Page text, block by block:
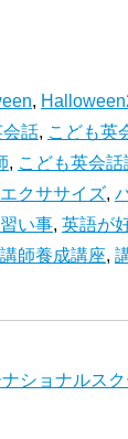
,
会話, こども英
, こども英会
エクササイズ,
習い事, 英語が
師養成講座,
ショナルス